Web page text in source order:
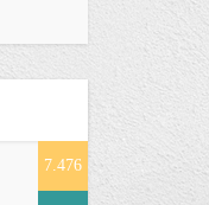
7.476